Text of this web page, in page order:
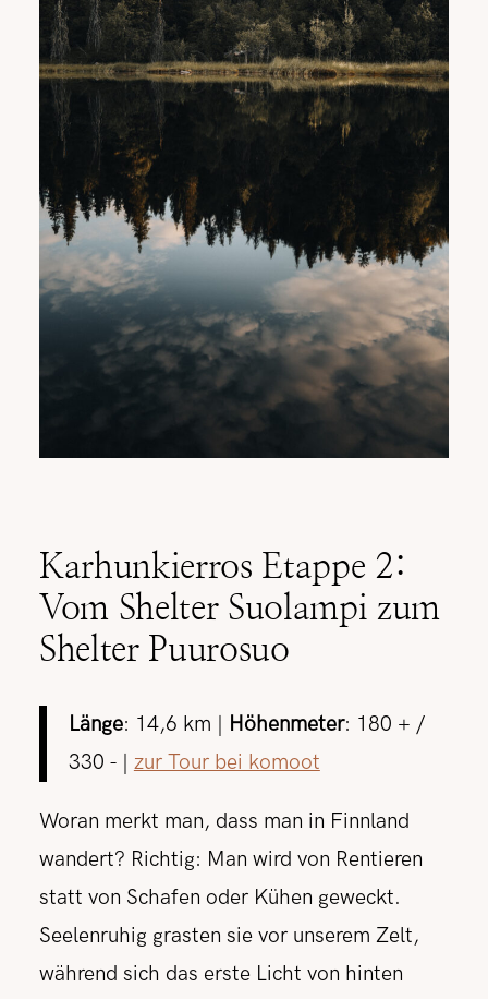
Karhunkierros Etappe 2:
Vom Shelter Suolampi zum
Shelter Puurosuo
Länge: 14,6 km | Höhenmeter: 180 + /
330 - | zur Tour bei komoot
Woran merkt man, dass man in Finnland
wandert? Richtig: Man wird von Rentieren
statt von Schafen oder Kühen geweckt.
Seelenruhig grasten sie vor unserem Zelt,
während sich das erste Licht von hinten